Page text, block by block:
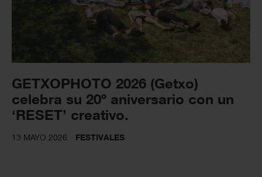
GETXOPHOTO 2026 (Getxo)
celebra su 20º aniversario con un
‘RESET’ creativo.
13 MAYO 2026 FESTIVALES